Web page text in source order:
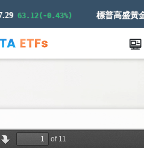
63.12(-0.43%) 標普